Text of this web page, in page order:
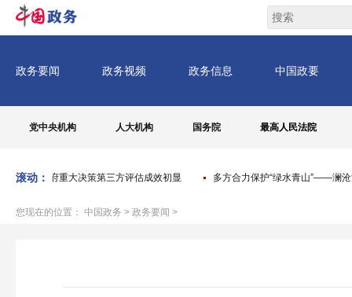
党中央机构 人大机构 国务院 最高人民法院
滚动：
区人民政府重大决策第三方评估成效初显 多方合力保护“绿水青山”——澜沧
您现在的位置： 中国政务 > 政务要闻 >